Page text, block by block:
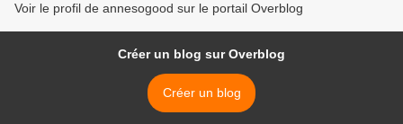
Voir le profil de annesogood sur le portail Overblog
Créer un blog sur Overblog
Créer un blog